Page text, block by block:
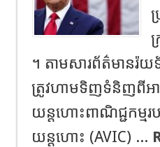
។ តាមសារព័ត៌មានរ៉យ
ត្រូវហាមទិញទំនិញពីអ
យន្តហោះពាណិជ្ជកម្ម
យន្តហោះ (AVIC) ...